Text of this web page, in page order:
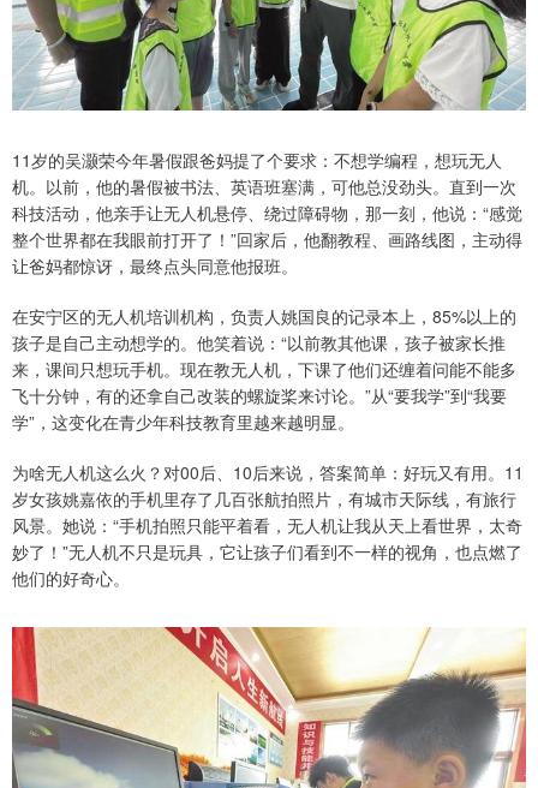
11岁的吴灏荣今年暑假跟爸妈提了个要求：不想学编程，想玩无人
机。以前，他的暑假被书法、英语班塞满，可他总没劲头。直到一次
科技活动，他亲手让无人机悬停、绕过障碍物，那一刻，他说：“感觉
整个世界都在我眼前打开了！”回家后，他翻教程、画路线图，主动得
让爸妈都惊讶，最终点头同意他报班。
在安宁区的无人机培训机构，负责人姚国良的记录本上，85%以上的
孩子是自己主动想学的。他笑着说：“以前教其他课，孩子被家长推
来，课间只想玩手机。现在教无人机，下课了他们还缠着问能不能多
飞十分钟，有的还拿自己改装的螺旋桨来讨论。”从“要我学”到“我要
学”，这变化在青少年科技教育里越来越明显。
为啥无人机这么火？对00后、10后来说，答案简单：好玩又有用。11
岁女孩姚嘉依的手机里存了几百张航拍照片，有城市天际线，有旅行
风景。她说：“手机拍照只能平着看，无人机让我从天上看世界，太奇
妙了！”无人机不只是玩具，它让孩子们看到不一样的视角，也点燃了
他们的好奇心。